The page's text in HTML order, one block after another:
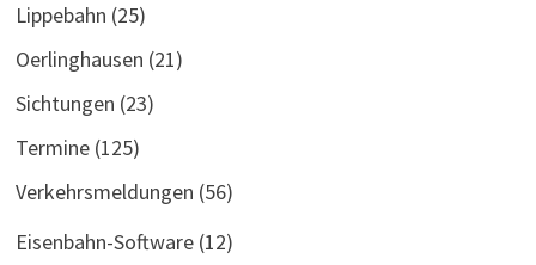
Lippebahn (25)
Oerlinghausen (21)
Sichtungen (23)
Termine(125)
Verkehrsmeldungen (56)
Eisenbahn-Software(12)